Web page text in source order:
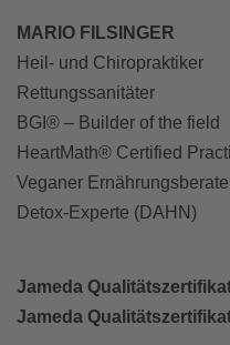
MARIO FILSINGER
Heil- und Chiropraktiker
Rettungssanitäter
BGI® – Builder of the field
HeartMath® Certified
Veganer
Detox-Experte (DAHN)
Jameda
Jameda